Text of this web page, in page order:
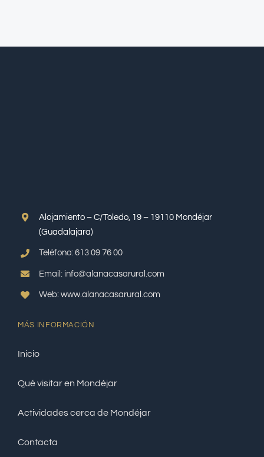
Alojamiento – C/Toledo, 19 – 19110 Mondéjar
(Guadalajara)
Teléfono: 613 09 76 00
Email: info@alanacasarural.com
Web: www.alanacasarural.com
MÁS INFORMACIÓN
Inicio
Qué visitar en Mondéjar
Actividades cerca de Mondéjar
Contacta